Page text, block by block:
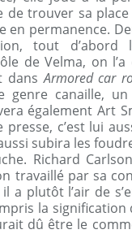
de trouver sa
en permanence.
tout d’abord
de Velma, on
dansArmored car
genre canaille,
également Art
c’est lui
subira les
Richard
travaillé par sa
a plutôt l’air de
la signification
dû être le